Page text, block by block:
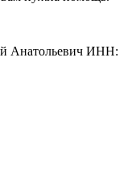
Анатольевич ИНН: